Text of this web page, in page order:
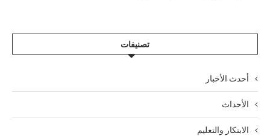
تصنيفات
أحدث الأخبار
الأحداث
الابتكار والتعليم